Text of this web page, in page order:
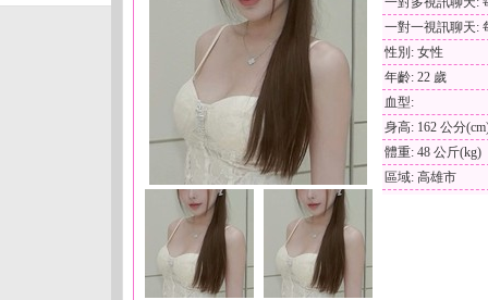
一對一視訊聊天:
性別: 女性
年齡: 22 歲
血型:
身高: 162 公分
體重: 48 公斤(kg)
區域: 高雄市